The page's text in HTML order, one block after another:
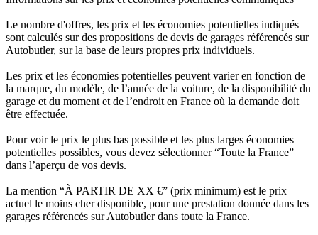
Le nombre d'offres, les prix et les économies potentielles indiqués
sont calculés sur des propositions de devis de garages référencés sur
Autobutler, sur la base de leurs propres prix individuels.
Les prix et les économies potentielles peuvent varier en fonction de
la marque, du modèle, de l’année de la voiture, de la disponibilité du
garage et du moment et de l’endroit en France où la demande doit
être effectuée.
Pour voir le prix le plus bas possible et les plus larges économies
potentielles possibles, vous devez sélectionner “Toute la France”
dans l’aperçu de vos devis.
La mention “À PARTIR DE XX €” (prix minimum) est le prix
actuel le moins cher disponible, pour une prestation donnée dans les
garages référencés sur Autobutler dans toute la France.